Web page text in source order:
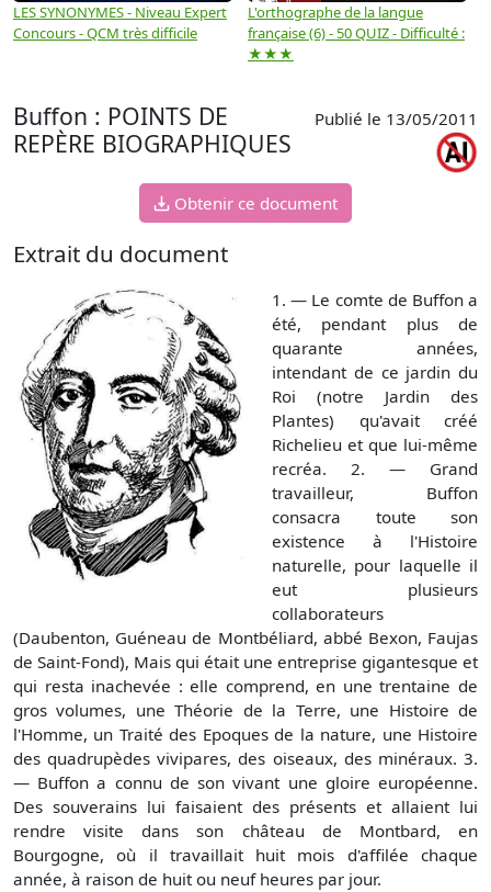
LES SYNONYMES - Niveau Expert
Concours - QCM très difficile
L'orthographe de la langue
française (6) - 50 QUIZ - Difficulté :
★★★
Buffon : POINTS DE
REPÈRE BIOGRAPHIQUES
Publié le 13/05/2011
Obtenir ce document
Extrait du document
1. — Le comte de Buffon a
été, pendant plus de
quarante années,
intendant de ce jardin du
Roi (notre Jardin des
Plantes) qu'avait créé
Richelieu et que lui-même
recréa. 2. — Grand
travailleur, Buffon
consacra toute son
existence à l'Histoire
naturelle, pour laquelle il
eut plusieurs
collaborateurs
(Daubenton, Guéneau de Montbéliard, abbé Bexon, Faujas
de Saint-Fond), Mais qui était une entreprise gigantesque et
qui resta inachevée : elle comprend, en une trentaine de
gros volumes, une Théorie de la Terre, une Histoire de
l'Homme, un Traité des Epoques de la nature, une Histoire
des quadrupèdes vivipares, des oiseaux, des minéraux. 3.
— Buffon a connu de son vivant une gloire européenne.
Des souverains lui faisaient des présents et allaient lui
rendre visite dans son château de Montbard, en
Bourgogne, où il travaillait huit mois d'affilée chaque
année, à raison de huit ou neuf heures par jour.